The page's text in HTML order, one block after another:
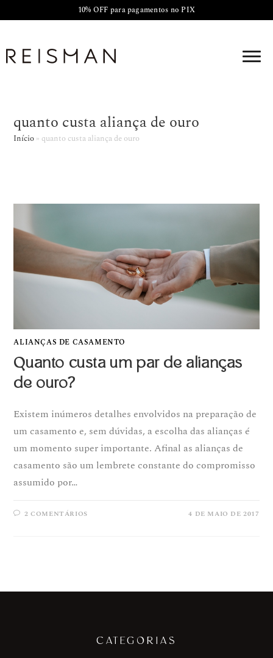
10% OFF para pagamentos no PIX
quanto custa aliança de ouro
Início » quanto custa aliança de ouro
ALIANÇAS DE CASAMENTO
Quanto custa um par de alianças
de ouro?
Existem inúmeros detalhes envolvidos na preparação de
um casamento e, sem dúvidas, a escolha das alianças é
um momento super importante. Afinal as alianças de
casamento são um lembrete constante do compromisso
assumido por…
2 COMENTÁRIOS 4 DE MAIO DE 2017
CATEGORIAS